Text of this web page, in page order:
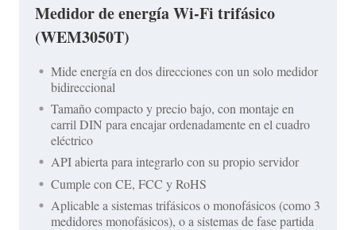
Medidor de energía Wi-Fi trifásico
(WEM3050T)
Mide energía en dos direcciones con un solo medidor
bidireccional
Tamaño compacto y precio bajo, con montaje en
carril DIN para encajar ordenadamente en el cuadro
eléctrico
API abierta para integrarlo con su propio servidor
Cumple con CE, FCC y RoHS
Aplicable a sistemas trifásicos o monofásicos (como 3
medidores monofásicos), o a sistemas de fase partida